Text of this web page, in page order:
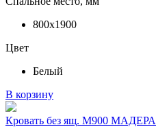
800х1900
Цвет
Белый
В корзину
Кровать без ящ. М900 МАДЕРА